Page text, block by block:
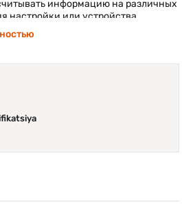
информацию на различных
настройки или устройства.
вашей среды
выбора операционной системы
практически для любой